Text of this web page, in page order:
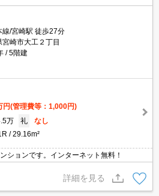
線/宮崎駅 徒歩27分
宮崎市大工２丁目
5階建
円(管理費等：1,000円)
万 礼
なし
29.16m²
ションです。インターネット無料！
詳細を見る